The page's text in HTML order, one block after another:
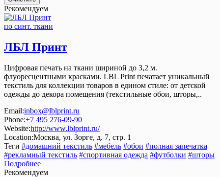
Рекомендуем
по синт. ткани
ЛБЛ Принт
Цифровая печать на ткани шириной до 3,2 м.
флуоресцентными красками. LBL Print печатает уникальный
текстиль для коллекции товаров в едином стиле: от детской
одежды до декора помещения (текстильные обои, шторы,..
Email:inbox@lblprint.ru
Phone:+7 495 276-09-90
Website:http://www.lblprint.ru/
Location:Москва, ул. Зорге, д. 7, стр. 1
Теги #домашний текстиль #мебель #обои #полная запечатка
#рекламный текстиль #спортивная одежда #футболки #шторы
Подробнее
Рекомендуем